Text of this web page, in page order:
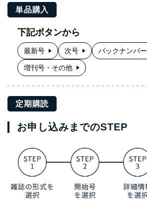
単品購入
下記ボタンから
最新号 次号 バックナンバー
増刊号・その他
定期購読
お申し込みまでのSTEP